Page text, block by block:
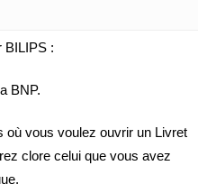
BILIPS :
BNP.
où vous voulez ouvrir un Livret
clore celui que vous avez